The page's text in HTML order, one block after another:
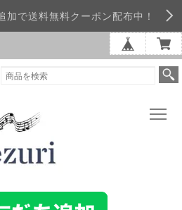
加で送料無料クーポン配布中！